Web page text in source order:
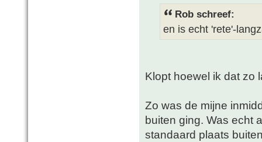
Rob schreef:
en is echt 'rete'-
Klopt hoewel ik dat zo
Zo was de mijne
buiten ging. Was echt
standaard plaats